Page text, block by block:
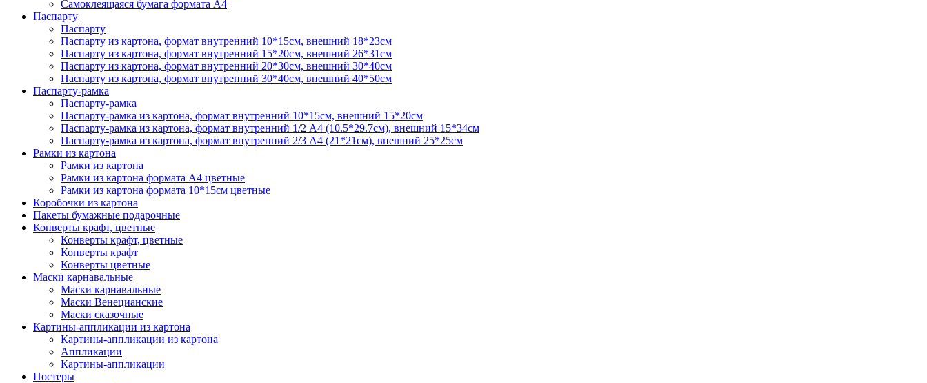
Самоклеящаяся бумага формата А4
Паспарту
Паспарту
Паспарту из картона, формат внутренний 10*15см, внешний 18*23см
Паспарту из картона, формат внутренний 15*20см, внешний 26*31см
Паспарту из картона, формат внутренний 20*30см, внешний 30*40см
Паспарту из картона, формат внутренний 30*40см, внешний 40*50см
Паспарту-рамка
Паспарту-рамка
Паспарту-рамка из картона, формат внутренний 10*15см, внешний 15*20см
Паспарту-рамка из картона, формат внутренний 1/2 А4 (10.5*29.7см), внешний 15*34см
Паспарту-рамка из картона, формат внутренний 2/3 А4 (21*21см), внешний 25*25см
Рамки из картона
Рамки из картона
Рамки из картона формата А4 цветные
Рамки из картона формата 10*15см цветные
Коробочки из картона
Пакеты бумажные подарочные
Конверты крафт, цветные
Конверты крафт, цветные
Конверты крафт
Конверты цветные
Маски карнавальные
Маски карнавальные
Маски Венецианские
Маски сказочные
Картины-аппликации из картона
Картины-аппликации из картона
Аппликации
Картины-аппликации
Постеры